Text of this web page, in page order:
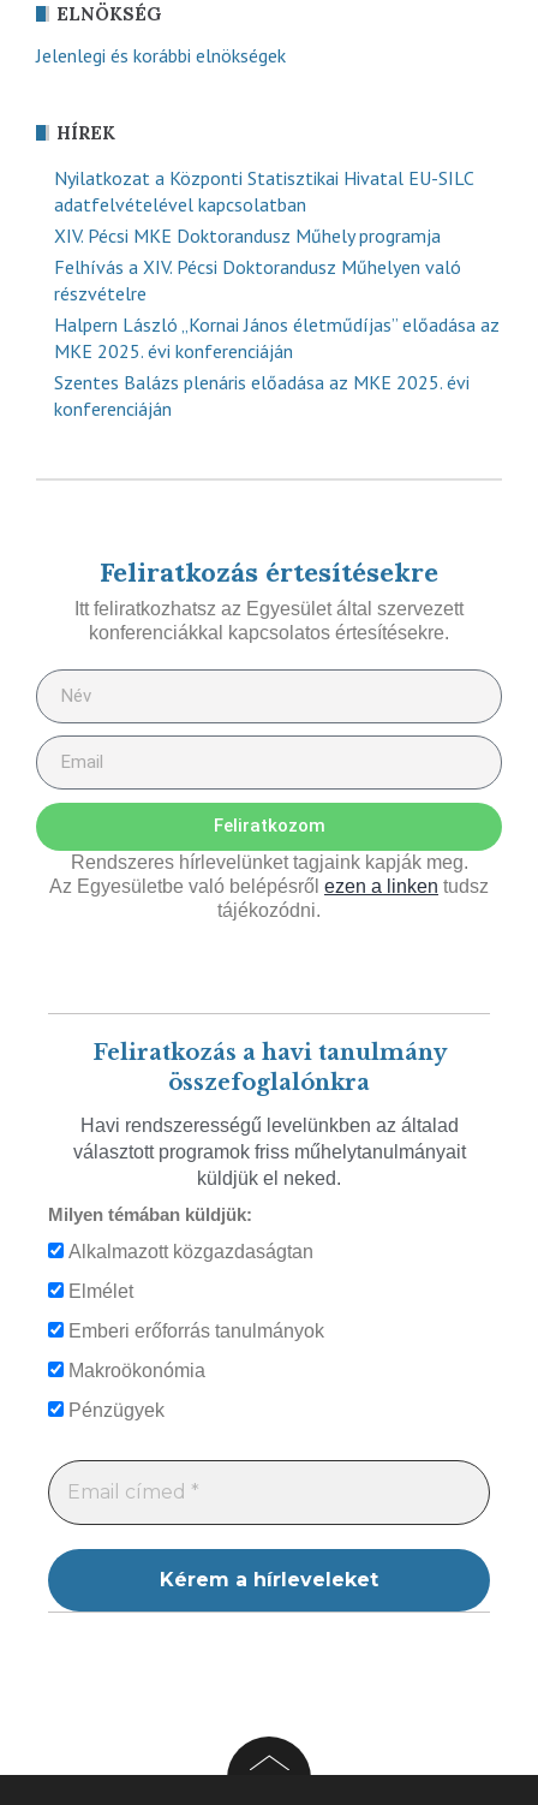
ELNÖKSÉG
Jelenlegi és korábbi elnökségek
HÍREK
Nyilatkozat a Központi Statisztikai Hivatal EU-SILC
adatfelvételével kapcsolatban
XIV. Pécsi MKE Doktorandusz Műhely programja
Felhívás a XIV. Pécsi Doktorandusz Műhelyen való
részvételre
Halpern László „Kornai János életműdíjas” előadása az
MKE 2025. évi konferenciáján
Szentes Balázs plenáris előadása az MKE 2025. évi
konferenciáján
Feliratkozás értesítésekre
Itt feliratkozhatsz az Egyesület által szervezett
konferenciákkal kapcsolatos értesítésekre.
Feliratkozom
Rendszeres hírlevelünket tagjaink kapják meg.
Az Egyesületbe való belépésről ezen a linken tudsz
tájékozódni.
Feliratkozás a havi tanulmány
összefoglalónkra
Havi rendszerességű levelünkben az általad
választott programok friss műhelytanulmányait
küldjük el neked.
Milyen témában küldjük:
Alkalmazott közgazdaságtan
Elmélet
Emberi erőforrás tanulmányok
Makroökonómia
Pénzügyek